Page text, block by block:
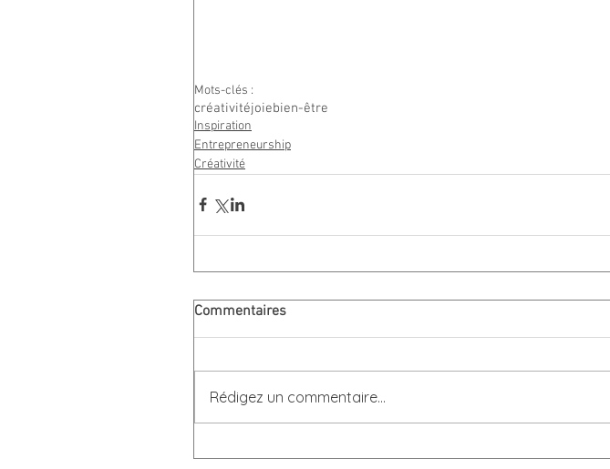
Mots-clés :
créativitéjoiebien-être
Inspiration
Entrepreneurship
Créativité
Commentaires
Rédigez un commentaire...